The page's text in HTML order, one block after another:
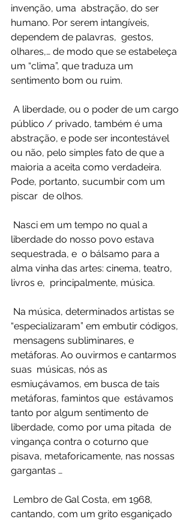
invenção, uma  abstração, do ser
humano. Por serem intangíveis,
dependem de palavras,  gestos,
olhares,… de modo que se estabeleça
um “clima”, que traduza um
sentimento bom ou ruim.
público / privado, também é uma
abstração, e pode ser incontestável
ou não, pelo simples fato de que a
maioria a aceita como verdadeira.
Pode, portanto, sucumbir com um
piscar  de olhos.
liberdade do nosso povo estava
sequestrada, e  o bálsamo para a
alma vinha das artes: cinema, teatro,
livros e,  principalmente, música.
“especializaram” em embutir códigos,
mensagens subliminares, e
metáforas. Ao ouvirmos e cantarmos
suas  músicas, nós as
esmiuçávamos, em busca de tais
metáforas, famintos que  estávamos
tanto por algum sentimento de
liberdade, como por uma pitada  de
vingança contra o coturno que
pisava, metaforicamente, nas nossas
gargantas …
cantando, com um grito esganiçado